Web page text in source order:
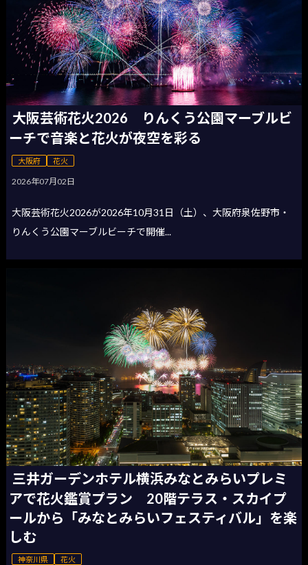
大阪芸術花火2026 りんくう公園マーブルビ
ーチで音楽と花火が夜空を彩る
大阪府 花火
2026年07月02日
大阪芸術花火2026が2026年10月31日（土）、大阪府泉佐野市・
りんくう公園マーブルビーチで開催...
三井ガーデンホテル横浜みなとみらいプレミ
アで花火鑑賞プラン 20階テラス・スカイプ
ールから「みなとみらいフェスティバル」を楽
しむ
神奈川県 花火